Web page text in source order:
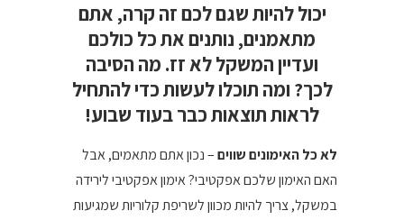
יכול להיות שגם לכם זה קרה, אתם
מתאמנים, נותנים את כל כולכם
ועדיין המשקל לא זז. מה הסיבה
לכך? ומה תוכלו לעשות כדי להתחיל
לראות תוצאות כבר בעוד שבוע!
לא כל האימונים שווים– נכון אתם מתאמים, אבל
האם האימון שלכם אפקטיבי? אימון אפקטיבי לירידה
במשקל, צריך להיות מכוון לשריפת קלוריות שמגיעות